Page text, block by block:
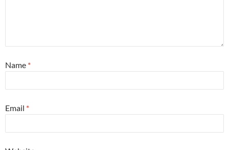
Name *
Email *